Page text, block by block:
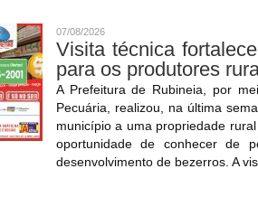
07/08/2026
Visita técnica
para os produtores
A Prefeitura de Rubineia, por
Pecuária, realizou, na última
município a uma propriedade
oportunidade de conhecer de
desenvolvimento de bezerros. A